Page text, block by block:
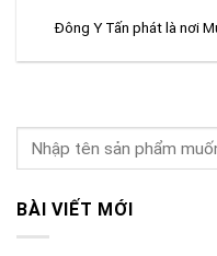
Đông Y Tấn phát là nơi
BÀI VIẾT MỚI